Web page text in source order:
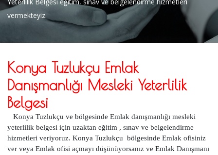
vermekteyiz.
Konya Tuzlukçu Emlak
Danışmanlığı Mesleki Yeterlilik
Belgesi
Konya Tuzlukçu ve bölgesinde Emlak danışmanlığı mesleki
yeterlilik belgesi için uzaktan eğitim , sınav ve belgelendirme
hizmetleri veriyoruz. Konya Tuzlukçu bölgesinde Emlak ofisiniz
ver veya Emlak ofisi açmayı düşünüyorsanız ve Emlak Danışmanı